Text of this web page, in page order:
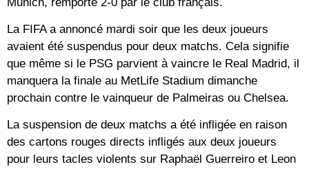
La FIFA a annoncé mardi soir que les deux joueurs
avaient été suspendus pour deux matchs. Cela signifie
que même si le PSG parvient à vaincre le Real Madrid, il
manquera la finale au MetLife Stadium dimanche
prochain contre le vainqueur de Palmeiras ou Chelsea.
La suspension de deux matchs a été infligée en raison
des cartons rouges directs infligés aux deux joueurs
pour leurs tacles violents sur Raphaël Guerreiro et Leon